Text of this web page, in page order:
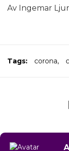
Av Ingemar
Tags: corona,